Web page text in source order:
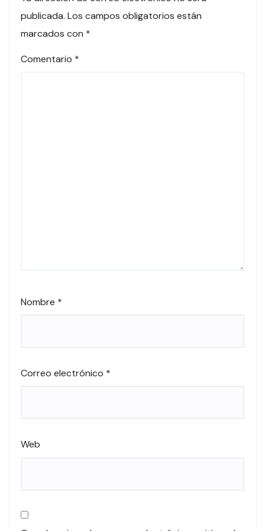
publicada. Los campos obligatorios están
marcados con *
Comentario *
Nombre *
Correo electrónico *
Web